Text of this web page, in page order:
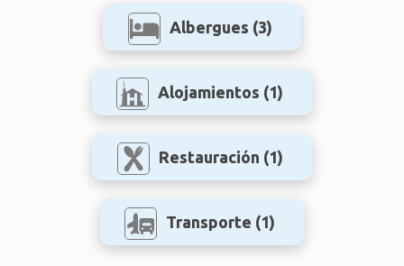
Albergues (3)
Alojamientos (1)
Restauración (1)
Transporte (1)